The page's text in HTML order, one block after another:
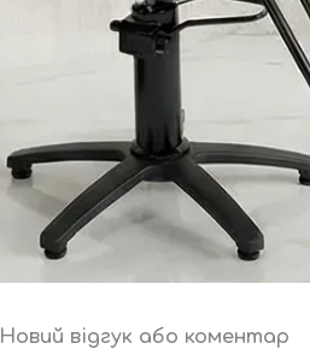
Новий відгук або коментар